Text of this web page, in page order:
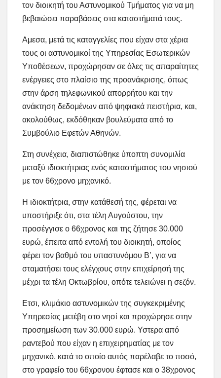
τον διοικητή του Αστυνομικού Τμήματος για να μη
βεβαιώσει παραβάσεις στα καταστήματά τους.
Αμεσα, μετά τις καταγγελίες που είχαν στα χέρια
τους οι αστυνομικοί της Υπηρεσίας Εσωτερικών
Υποθέσεων, προχώρησαν σε όλες τις απαραίτητες
ενέργειες στο πλαίσιο της προανάκρισης, όπως
στην άρση τηλεφωνικού απορρήτου και την
ανάκτηση δεδομένων από ψηφιακά πειστήρια, και,
ακολούθως, εκδόθηκαν βουλεύματα από το
Συμβούλιο Εφετών Αθηνών.
Στη συνέχεια, διαπιστώθηκε ύποπτη συνομιλία
μεταξύ ιδιοκτήτριας ενός καταστήματος του νησιού
με τον 66χρονο μηχανικό.
Η ιδιοκτήτρια, στην κατάθεσή της, φέρεται να
υποστήριξε ότι, στα τέλη Αυγούστου, την
προσέγγισε ο 66χρονος και της ζήτησε 30.000
ευρώ, έπειτα από εντολή του διοικητή, οποίος
φέρει τον βαθμό του υπαστυνόμου Β’, για να
σταματήσει τους ελέγχους στην επιχείρησή της
μέχρι τα τέλη Οκτωβρίου, οπότε τελειώνει η σεζόν.
Ετσι, κλιμάκιο αστυνομικών της συγκεκριμένης
Υπηρεσίας μετέβη στο νησί και προχώρησε στην
προσημείωση των 30.000 ευρώ. Υστερα από
ραντεβού που είχαν η επιχειρηματίας με τον
μηχανικό, κατά το οποίο αυτός παρέλαβε το ποσό,
στο γραφείο του 66χρονου έφτασε και ο 38χρονος